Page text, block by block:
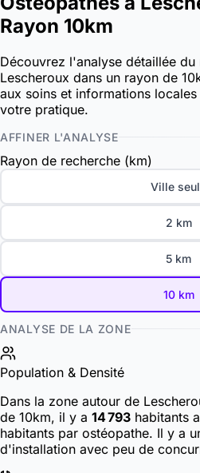
Rayon 10km
Découvrez l'analyse détaillée
Lescheroux dans un rayon de
aux soins et informations
votre pratique.
AFFINER L'ANALYSE
Rayon de recherche (km)
Ville
2 km
5 km
10 km
ANALYSE DE LA ZONE
Population & Densité
Dans la zone autour de
de 10km, il y a 14 793 habitants
habitants par ostéopathe. Il y a
d'installation avec peu de